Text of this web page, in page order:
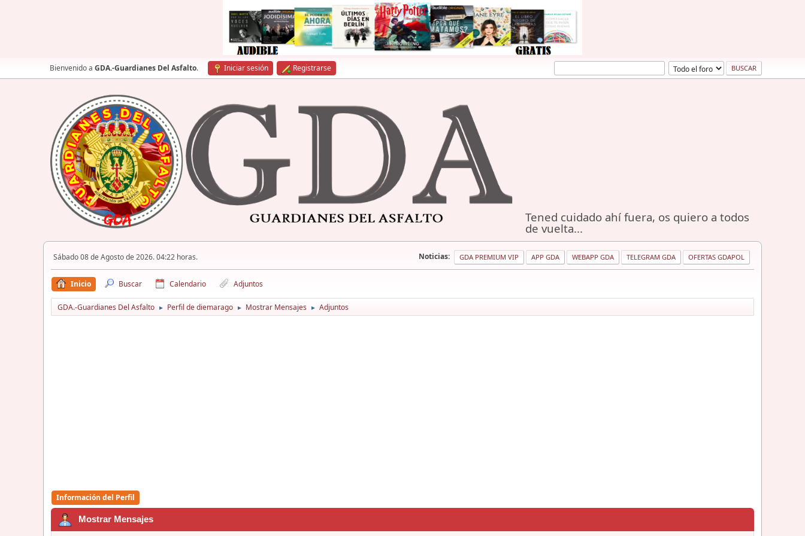
Bienvenido a GDA.-Guardianes Del Asfalto. Iniciar sesión Registrarse
Tened cuidado ahí fuera, os quiero a todos
de vuelta...
Sábado 08 de Agosto de 2026. 04:22 horas. Noticias: GDA PREMIUM VIP APP GDA WEBAPP GDA TELEGRAM GDA OFERTAS GDAPOL
Inicio Buscar Calendario Adjuntos
GDA.-Guardianes Del Asfalto ► Perfil de diemarago ► Mostrar Mensajes ► Adjuntos
Información del Perfil
Mostrar Mensajes